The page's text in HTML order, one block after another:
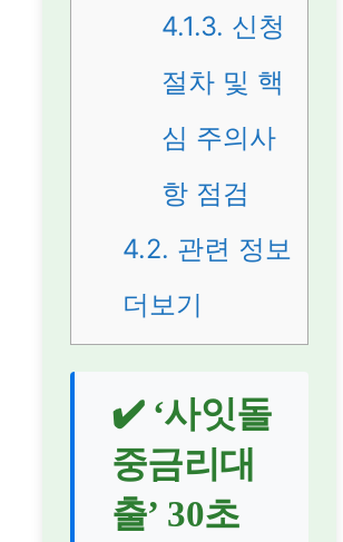
4.1.3. 신청
절차 및 핵
심 주의사
항 점검
4.2. 관련 정보
더보기
✔️ ‘사잇돌
중금리대
출’ 30초